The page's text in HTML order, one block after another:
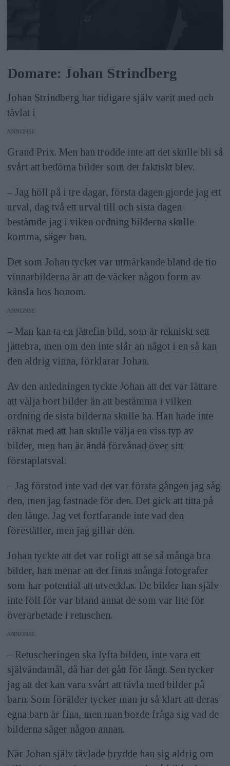
Domare: Johan Strindberg
Johan Strindberg har tidigare själv varit med och
tävlat i
ANNONS
Grand Prix. Men han trodde inte att det skulle bli så
svårt att bedöma bilder som det faktiskt blev.
– Jag höll på i tre dagar, första dagen gjorde jag ett
urval, dag två ett urval till och sista dagen
bestämde jag i viken ordning bilderna skulle
komma, säger han.
Det som Johan tycket var utmärkande bland de tio
vinnarbilderna är att de väcker någon form av
känsla hos honom.
ANNONS
– Man kan ta en jättefin bild, som är tekniskt sett
jättebra, men om den inte slår an något i en så kan
den aldrig vinna, förklarar Johan.
Av den anledningen tyckte Johan att det var lättare
att välja bort bilder än att bestämma i vilken
ordning de sista bilderna skulle ha. Han hade inte
räknat med att han skulle välja en viss typ av
bilder, men han är ändå förvånad över sitt
förstaplatsval.
– Jag förstod inte vad det var första gången jag såg
den, men jag fastnade för den. Det gick att titta på
den länge. Jag vet fortfarande inte vad den
föreställer, men jag gillar den.
Johan tyckte att det var roligt att se så många bra
bilder, han menar att det finns många fotografer
som har potential att utvecklas. De bilder han själv
inte föll för var bland annat de som var lite för
överarbetade i retuschen.
ANNONS
– Retuscheringen ska lyfta bilden, inte vara ett
självändamål, då har det gått för långt. Sen tycker
jag att det kan vara svårt att tävla med bilder på
barn. Som förälder tycker man ju så klart att deras
egna barn är fina, men man borde fråga sig vad de
bilderna säger någon annan.
När Johan själv tävlade brydde han sig aldrig om